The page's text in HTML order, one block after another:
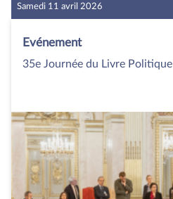
Samedi 11 avril 2026
Evénement
35e Journée du Livre Politique